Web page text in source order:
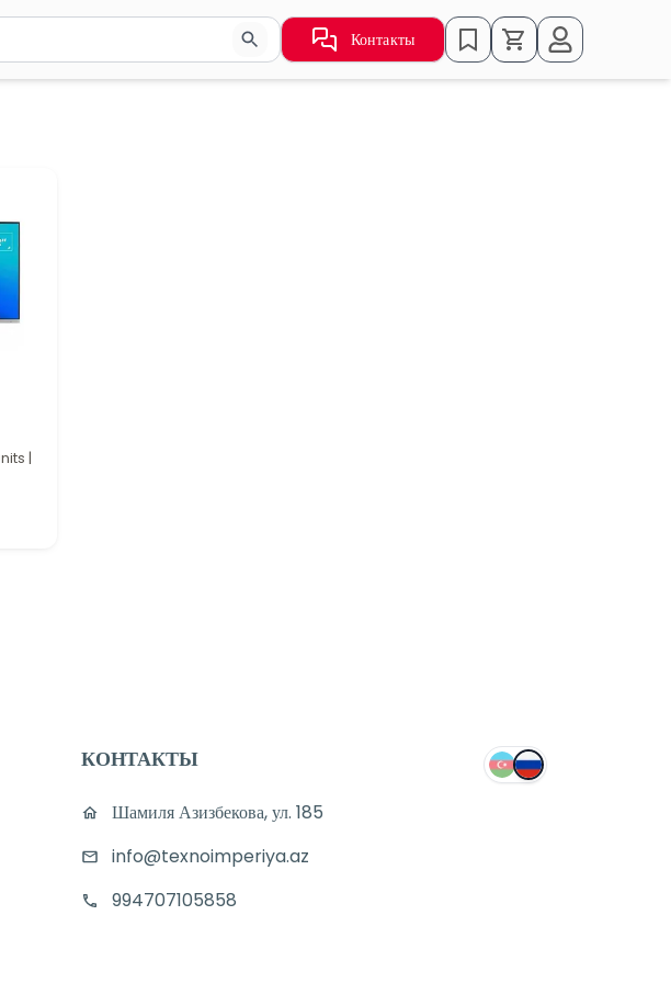
отправки или используйте стрелки для навигации по результатам.
Контакты
|
КОНТАКТЫ
Шамиля Азизбекова, ул. 185
info@texnoimperiya.az
994707105858